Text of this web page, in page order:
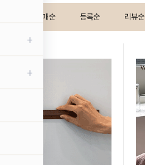
+
+
판매순 등록순 리뷰순